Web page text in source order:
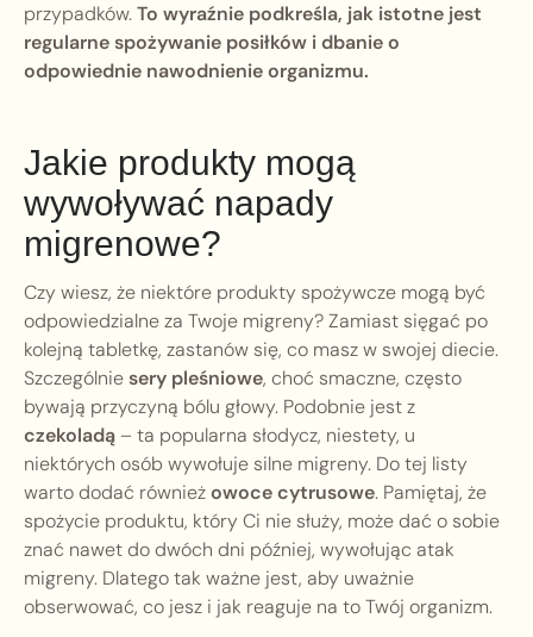
przypadków.To wyraźnie podkreśla, jak istotne jest
regularne spożywanie posiłków i dbanie o
odpowiednie nawodnienie organizmu.
Jakie produkty mogą
wywoływać napady
migrenowe?
Czy wiesz, że niektóre produkty spożywcze mogą być
odpowiedzialne za Twoje migreny? Zamiast sięgać po
kolejną tabletkę, zastanów się, co masz w swojej diecie.
Szczególniesery pleśniowe, choć smaczne, często
bywają przyczyną bólu głowy. Podobnie jest z
czekoladą– ta popularna słodycz, niestety, u
niektórych osób wywołuje silne migreny. Do tej listy
warto dodać równieżowoce cytrusowe. Pamiętaj, że
spożycie produktu, który Ci nie służy, może dać o sobie
znać nawet do dwóch dni później, wywołując atak
migreny. Dlatego tak ważne jest, aby uważnie
obserwować, co jesz i jak reaguje na to Twój organizm.